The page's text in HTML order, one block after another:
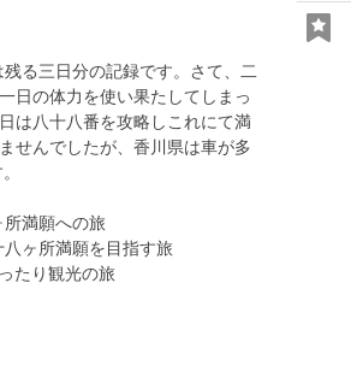
る三日分の記録です。さて、二
日の体力を使い果たしてしまっ
は八十八番を攻略しこれにて満
せんでしたが、香川県は車が多
満願への旅
ヶ所満願を目指す旅
たり観光の旅